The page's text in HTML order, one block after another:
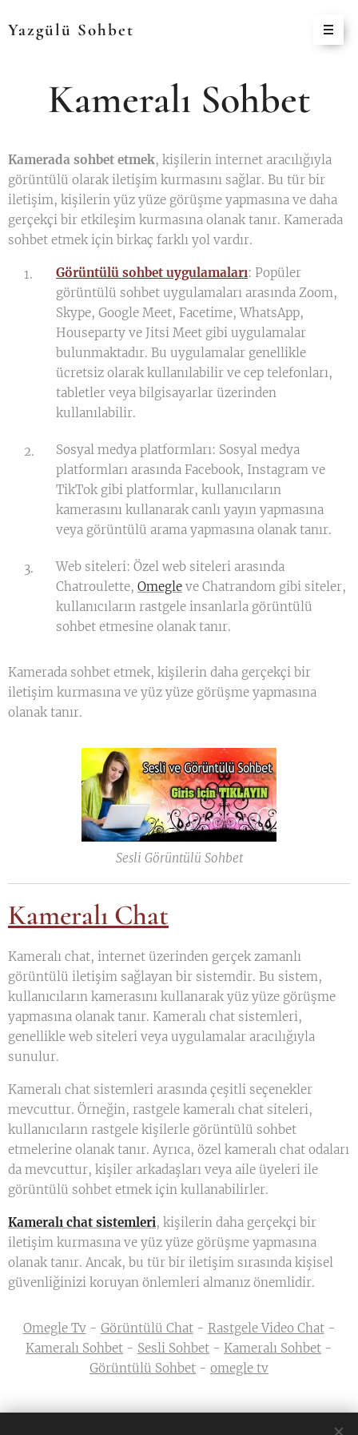
Yazgülü Sohbet
Kameralı Sohbet
Kamerada sohbet etmek, kişilerin internet aracılığıyla
görüntülü olarak iletişim kurmasını sağlar. Bu tür bir
iletişim, kişilerin yüz yüze görüşme yapmasına ve daha
gerçekçi bir etkileşim kurmasına olanak tanır. Kamerada
sohbet etmek için birkaç farklı yol vardır.
Görüntülü sohbet uygulamaları: Popüler
görüntülü sohbet uygulamaları arasında Zoom,
Skype, Google Meet, Facetime, WhatsApp,
Houseparty ve Jitsi Meet gibi uygulamalar
bulunmaktadır. Bu uygulamalar genellikle
ücretsiz olarak kullanılabilir ve cep telefonları,
tabletler veya bilgisayarlar üzerinden
kullanılabilir.
Sosyal medya platformları: Sosyal medya
platformları arasında Facebook, Instagram ve
TikTok gibi platformlar, kullanıcıların
kamerasını kullanarak canlı yayın yapmasına
veya görüntülü arama yapmasına olanak tanır.
Web siteleri: Özel web siteleri arasında
Chatroulette, Omegle ve Chatrandom gibi siteler,
kullanıcıların rastgele insanlarla görüntülü
sohbet etmesine olanak tanır.
Kamerada sohbet etmek, kişilerin daha gerçekçi bir
iletişim kurmasına ve yüz yüze görüşme yapmasına
olanak tanır.
Sesli Görüntülü Sohbet
Kameralı Chat
Kameralı chat, internet üzerinden gerçek zamanlı
görüntülü iletişim sağlayan bir sistemdir. Bu sistem,
kullanıcıların kamerasını kullanarak yüz yüze görüşme
yapmasına olanak tanır. Kameralı chat sistemleri,
genellikle web siteleri veya uygulamalar aracılığıyla
sunulur.
Kameralı chat sistemleri arasında çeşitli seçenekler
mevcuttur. Örneğin, rastgele kameralı chat siteleri,
kullanıcıların rastgele kişilerle görüntülü sohbet
etmelerine olanak tanır. Ayrıca, özel kameralı chat odaları
da mevcuttur, kişiler arkadaşları veya aile üyeleri ile
görüntülü sohbet etmek için kullanabilirler.
Kameralı chat sistemleri, kişilerin daha gerçekçi bir
iletişim kurmasına ve yüz yüze görüşme yapmasına
olanak tanır. Ancak, bu tür bir iletişim sırasında kişisel
güvenliğinizi koruyan önlemleri almanız önemlidir.
Omegle Tv- Görüntülü Chat- Rastgele Video Chat-
Kameralı Sohbet - Sesli Sohbet - Kameralı Sohbet -
Görüntülü Sohbet - omegle tv